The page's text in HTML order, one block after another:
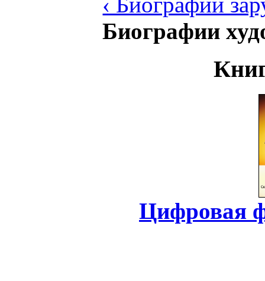
Биографии
Цифровая